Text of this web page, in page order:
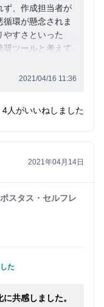
ず、作成担当者が
環が懸念されま
すさといった
ツールと考えて
2021/04/16 11:36
4人がいいねしました
2021年04月14日
スタス・セルフレ
た
共感しました。